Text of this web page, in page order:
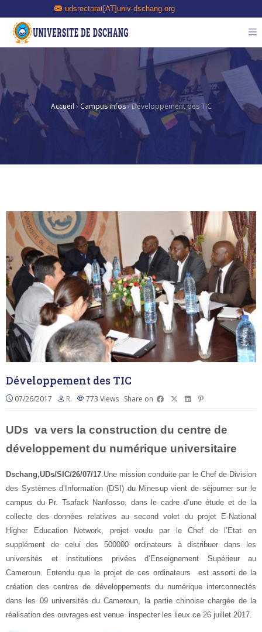
udsrectorat[AT]univ-dschang.org
Accueil ›Campus infos›Développement des TIC
Développement des TIC
07/26/2017 R. 773 Views Share on
UDs va vers la construction du centre de
développement du numérique universitaire
Dschang,UDs/SIC/26/07/17 .Une mission conduite par le Chef de Division
des Systèmes d’Information (DSI) du Minesup vient de séjourner sur le
campus du Pr. Tsafack Nanfosso, dans le cadre d’une étude et de la
collecte des données relatives au second volet du projet E-National
Higher Education Network, projet voulu par le Chef de l’Etat en
supplément de celui des 500000 ordinateurs à distribuer dans les
universités et institutions privées d’Enseignement Supérieur au
Cameroun. Entendu que le projet de ces ordinateurs est assorti de la
création des centres de développements du numérique interconnectés
dans les 09 universités du Cameroun, la partie chinoise chargée de la
réalisation des ouvrages est venue inspecter les lieux ce 26 juillet 2017.